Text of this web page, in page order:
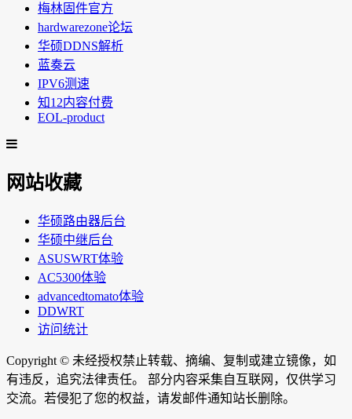
梅林固件官方
hardwarezone论坛
华硕DDNS解析
蓝奏云
IPV6测速
知12内容付费
EOL-product
网站收藏
华硕路由器后台
华硕中继后台
ASUSWRT体验
AC5300体验
advancedtomato体验
DDWRT
访问统计
Copyright © 未经授权禁止转载、摘编、复制或建立镜像，如
有违反，追究法律责任。 部分内容采集自互联网，仅供学习
交流。若侵犯了您的权益，请发邮件通知站长删除。